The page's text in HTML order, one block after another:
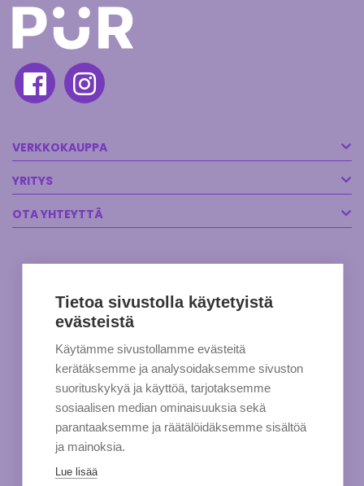
VERKKOKAUPPA
YRITYS
OTA YHTEYTTÄ
Tietoa sivustolla käytetyistä
evästeistä
Käytämme sivustollamme evästeitä
kerätäksemme ja analysoidaksemme sivuston
suorituskykyä ja käyttöä, tarjotaksemme
sosiaalisen median ominaisuuksia sekä
parantaaksemme ja räätälöidäksemme sisältöä
ja mainoksia.
Lue lisää